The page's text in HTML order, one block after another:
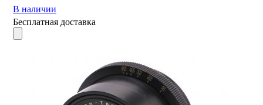
В наличии
Бесплатная доставка